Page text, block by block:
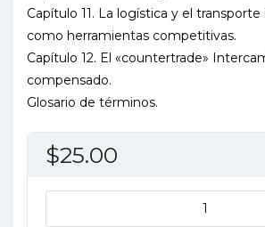
Capítulo 11. La logística y el
como herramientas competitivas.
Capítulo 12. El «countertrade»
compensado.
Glosario de términos.
$25.00